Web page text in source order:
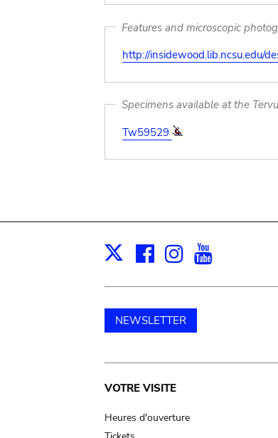
Features and microscopic
http://insidewood.lib.ncsu.edu/
Specimens available at the
Tw59529
X Facebook
Instagram
NEWSLETTER
Main
navigation
VOTRE VISITE
Heures d'ouverture